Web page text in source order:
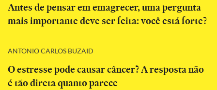
Antes de pensar em emagrecer, uma pergunta
mais importante deve ser feita: você está forte?
ANTONIO CARLOS BUZAID
O estresse pode causar câncer? A resposta não
é tão direta quanto parece